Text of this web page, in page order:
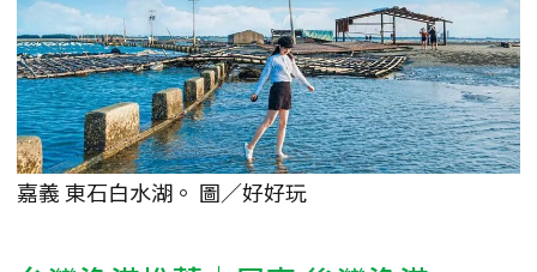
嘉義 東石白水湖。 圖／好好玩